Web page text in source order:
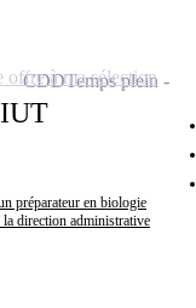
préparateur en biologie
direction administrative
CDDTemps plein
offre à ma sélection